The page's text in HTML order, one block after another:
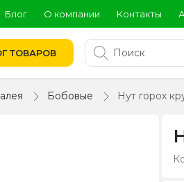
Блог О компании Контакты
ТОВАРОВ
Бобовые Нут горох